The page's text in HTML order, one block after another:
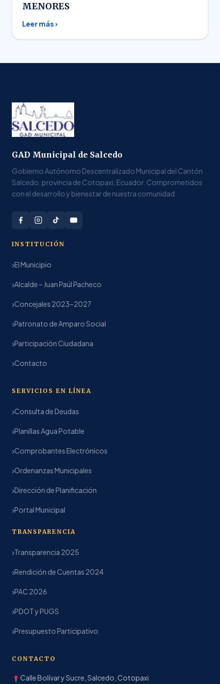
MENORES
Leer más ›
GAD Municipal de Salcedo
Gobierno Autónomo Descentralizado Municipal del Cantón
Salcedo, provincia de Cotopaxi, Ecuador. Comprometidos
con el desarrollo y bienestar de nuestra comunidad.
INSTITUCIÓN
El Municipio
Alcalde – Juan Paúl Pacheco
Concejales 2023–2027
Patronato de Amparo Social
Participación Ciudadana
Contacto
SERVICIOS EN LÍNEA
Consulta de Deudas
Planillas Agua Potable
Comprobantes Electrónicos
Ordenanzas Municipales
Dirección de Planificación
Portal Municipal
TRANSPARENCIA
Transparencia 2025
Rendición de Cuentas 2024
PAC 2026
PDOT y PUGS
Presupuesto Participativo
CONTACTO
Calle Bolívar y Sucre, Salcedo, Cotopaxi